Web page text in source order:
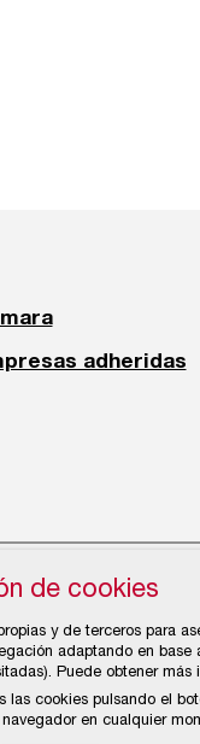
adheridas
de cookies
y de terceros para
adaptando en base
Puede obtener más
las cookies pulsando el
en cualquier